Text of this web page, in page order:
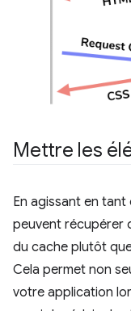
Mettre les
En agissant en tant
peuvent récupérer
du cache plutôt
Cela permet non
votre application